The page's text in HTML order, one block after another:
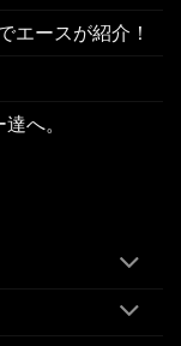
エースが紹介！
へ。